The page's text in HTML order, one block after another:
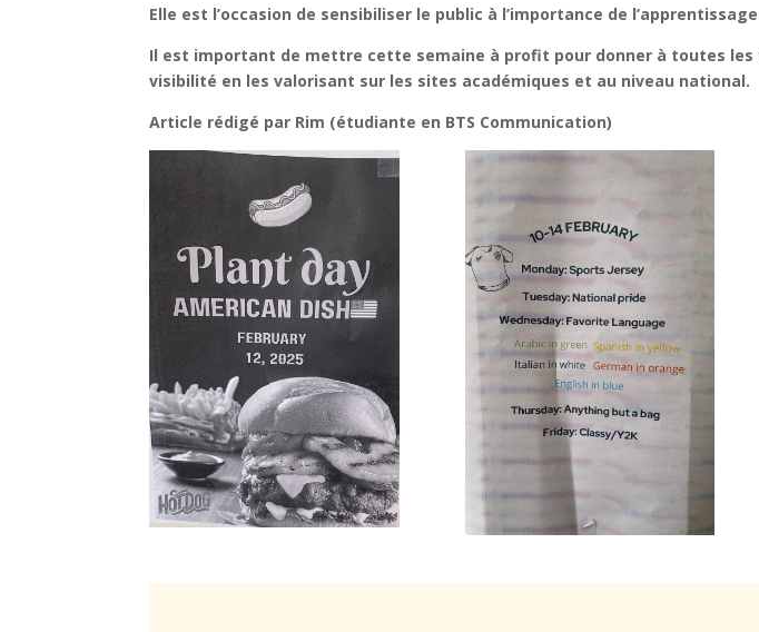
Elle est l’occasion de sensibiliser le public à l’importance de
Il est important de mettre cette semaine à profit pour donner à toutes
visibilité en les valorisant sur les sites académiques et au niveau national.
Article rédigé par Rim (étudiante en BTS Communication)